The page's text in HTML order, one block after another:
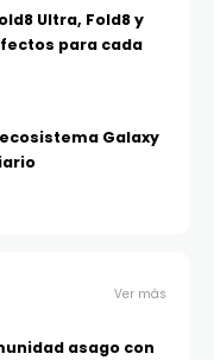
Ultra, Fold8 y
para cada
Galaxy
Ver más
asago con